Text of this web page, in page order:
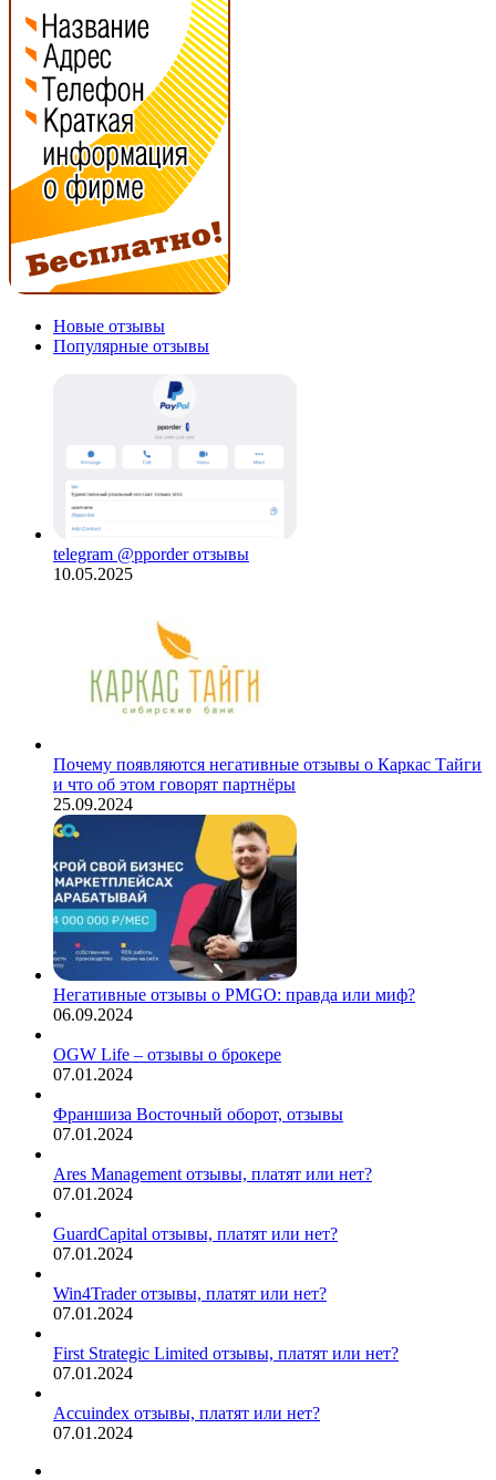
Новые отзывы
Популярные отзывы
telegram @pporder отзывы
10.05.2025
Почему появляются негативные отзывы о Каркас Тайги
и что об этом говорят партнёры
25.09.2024
Негативные отзывы о PMGO: правда или миф?
06.09.2024
OGW Life – отзывы о брокере
07.01.2024
Франшиза Восточный оборот, отзывы
07.01.2024
Ares Management отзывы, платят или нет?
07.01.2024
GuardCapital отзывы, платят или нет?
07.01.2024
Win4Trader отзывы, платят или нет?
07.01.2024
First Strategic Limited отзывы, платят или нет?
07.01.2024
Accuindex отзывы, платят или нет?
07.01.2024